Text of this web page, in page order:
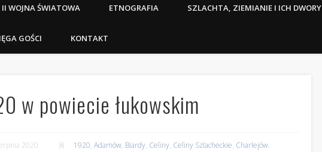
II WOJNA ŚWIATOWA ETNOGRAFIA SZLACHTA, ZIEMIANIE I ICH DWORY
GOŚCI KONTAKT
w powiecie łukowskim
2020 1920,Adamów, Biardy, Celiny, Celiny Szlacheckie, Charlejów,